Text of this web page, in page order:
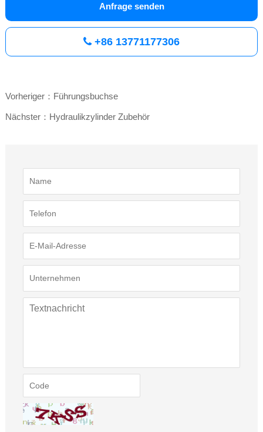
Anfrage senden
+86 13771177306
Vorheriger：Führungsbuchse
Nächster：Hydraulikzylinder Zubehör